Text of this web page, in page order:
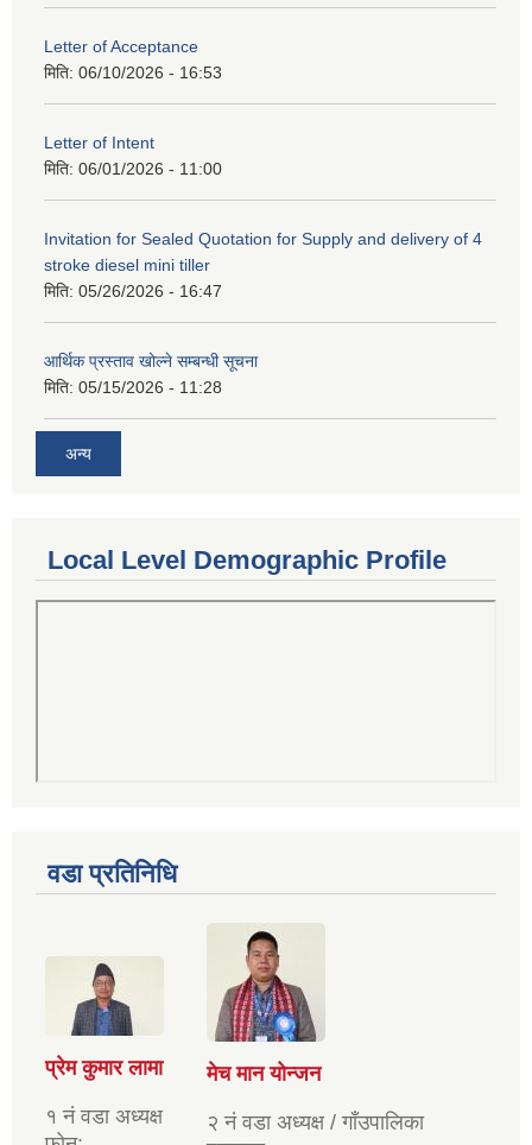
Letter of Acceptance
मिति: 06/10/2026 - 16:53
Letter of Intent
मिति: 06/01/2026 - 11:00
Invitation for Sealed Quotation for Supply and delivery of 4
stroke diesel mini tiller
मिति: 05/26/2026 - 16:47
आर्थिक प्रस्ताव खोल्ने सम्बन्धी सूचना
मिति: 05/15/2026 - 11:28
अन्य
Local Level Demographic Profile
वडा प्रतिनिधि
प्रेम कुमार लामा
१ नं वडा अध्यक्ष
मेच मान योन्जन
२ नं वडा अध्यक्ष / गाँउपालिका